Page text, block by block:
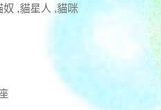
,貓星人 ,貓咪